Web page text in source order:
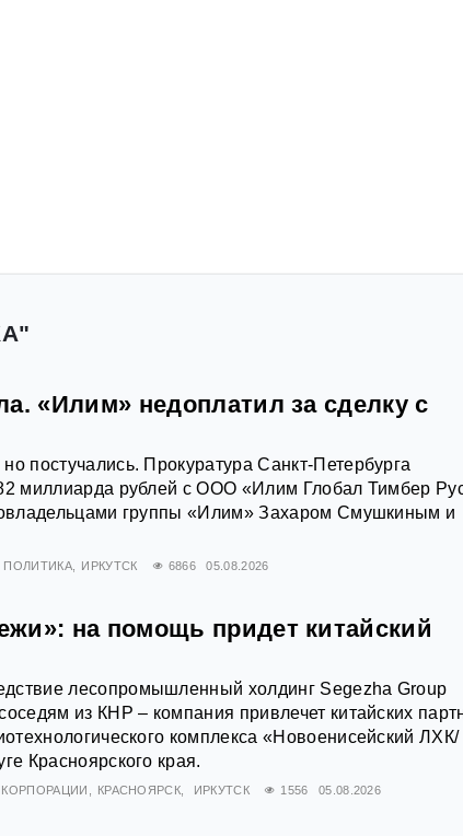
«Илим» недоплатил за сделку с
постучались. Прокуратура Санкт-Петербурга
миллиарда рублей с ООО «Илим Глобал Тимбер
группы «Илим» Захаром Смушкиным и
ПОЛИТИКА ИРКУТСК 6866 05.08.2026
на помощь придет китайский
лесопромышленный холдинг Segezha Group
из КНР – компания привлечет китайских
комплекса «Новоенисейский ЛХК/
Красноярского края.
КОРПОРАЦИИ КРАСНОЯРСК ИРКУТСК 1556 05.08.2026